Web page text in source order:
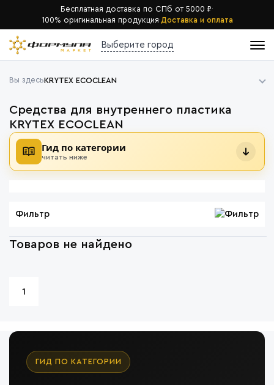
Бесплатная доставка по СПб от 5000 ₽·
100% оригинальная продукция·Доставка и оплата
Выберите город
Вы здесьKRYTEX ECOCLEAN
Средства для внутреннего пластика
KRYTEX ECOCLEAN
Гид по категории
читать ниже
Фильтр
Товаров не найдено
1
ГИД ПО КАТЕГОРИИ